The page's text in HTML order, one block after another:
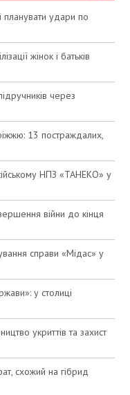
удари по
жінок і батьків
через
13 постраждалих,
НПЗ «ТАНЕКО» у
війни до кінця
справи «Мідас» у
у столиці
укриттів та захист
схожий на гібрид